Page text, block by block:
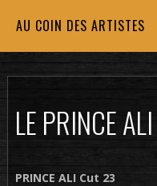
AU COIN DES ARTISTES
LE PRINCE
PRINCE ALI Cut 23